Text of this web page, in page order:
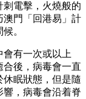
刺電擊，火燒般的
澳門「回港易」計
。
會有一次或以上
合後，病毒會一直
眠狀態，但是隨
，病毒會沿着脊